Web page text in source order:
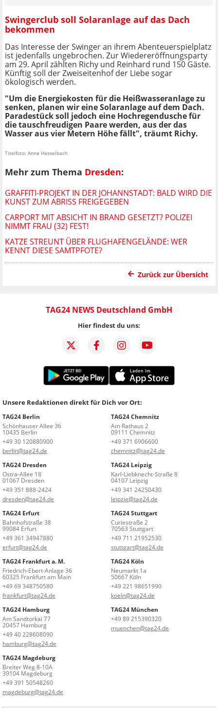
Swingerclub soll Solaranlage auf das Dach
bekommen
Das Interesse der Swinger an ihrem Abenteuerspielplatz
ist jedenfalls ungebrochen. Zur Wiedereröffnungsparty
am 29. April zählten Richy und Reinhard rund 150 Gäste.
Künftig soll der Zweiseitenhof der Liebe sogar
ökologisch werden.
"Um die Energiekosten für die Heißwasseranlage zu
senken, planen wir eine Solaranlage auf dem Dach.
Paradestück soll jedoch eine Hochregendusche für
die tauschfreudigen Paare werden, aus der das
Wasser aus vier Metern Höhe fällt", träumt Richy.
Titelfoto: Anne Hasselbach
Mehr zum Thema Dresden:
GRAFFITI-PROJEKT IN DER JOHANNSTADT: BALD WIRD DIE
KUNST ZUM ABRISS FREIGEGEBEN
CARPORT MIT ABSICHT IN BRAND GESETZT? POLIZEI
NIMMT FRAU (32) FEST!
KATZE STREUNT ÜBER FLUGHAFENGELÄNDE: WER
KENNT DIESE SAMTPFOTE?
Zurück zur Übersicht
TAG24 NEWS Deutschland GmbH
Hier findest du uns:
Unsere Redaktionen direkt für Dich vor Ort:
TAG24 Berlin
Schönhauser Allee 36
10435 Berlin
+49 30 120880900
berlin@tag24.de
TAG24 Chemnitz
Am Rathaus 2
09111 Chemnitz
+49 371 6906600
chemnitz@tag24.de
TAG24 Dresden
Ostra-Allee 18
01067 Dresden
+49 351 888-2424
dresden@tag24.de
TAG24 Leipzig
Karl-Liebknecht-Straße 8
04107 Leipzig
+49 341 24250430
leipzig@tag24.de
TAG24 Erfurt
Bahnhofstraße 38
99084 Erfurt
+49 361 34947880
erfurt@tag24.de
TAG24 Stuttgart
Curiestraße 2
70563 Stuttgart
+49 711 21952530
stuttgart@tag24.de
TAG24 Frankfurt a. M.
Friedrich-Ebert-Anlage 36
60325 Frankfurt am Main
+49 69 348750580
frankfurt@tag24.de
TAG24 Köln
Neumarkt 1a
50667 Köln
+49 221 98651990
koeln@tag24.de
TAG24 Hamburg
Am Sandtorkai 77
20457 Hamburg
+49 40 228608090
hamburg@tag24.de
TAG24 München
+49 89 215390320
muenchen@tag24.de
TAG24 Magdeburg
Breiter Weg 8-10A
39104 Magdeburg
+49 391 50548260
magdeburg@tag24.de